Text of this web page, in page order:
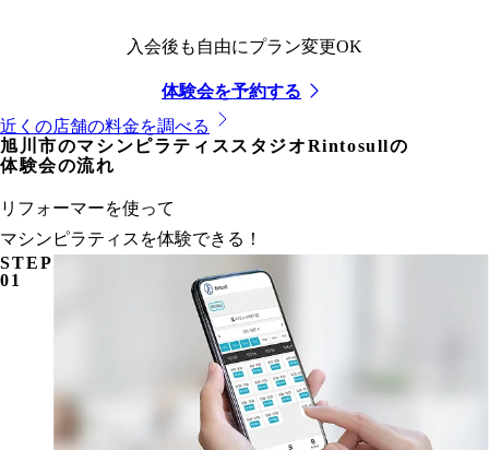
入会後も自由にプラン変更OK
体験会を予約する
近くの店舗の料金を調べる
旭川市のマシンピラティススタジオRintosullの
体験会の流れ
リフォーマーを使って
マシンピラティスを体験できる！
STEP
01